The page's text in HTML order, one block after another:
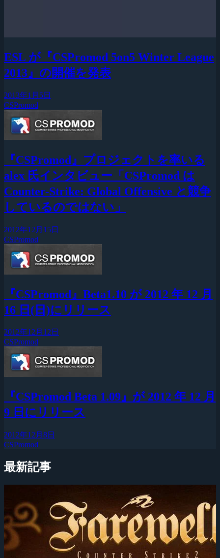
ESL が『CSPromod 5on5 Winter League
2013』の開催を発表
2013年1月5日
CSPromod
『CSPromod』プロジェクトを率いる
alex 氏インタビュー「CSPromod は
Counter-Strike: Global Offensive と競争
しているのではない」
2012年12月15日
CSPromod
『CSPromod』Beta1.10 が 2012 年 12 月
16 日(日)にリリース
2012年12月12日
CSPromod
『CSPromod Beta 1.09』が 2012 年 12 月
9 日にリリース
2012年12月8日
CSPromod
最新記事